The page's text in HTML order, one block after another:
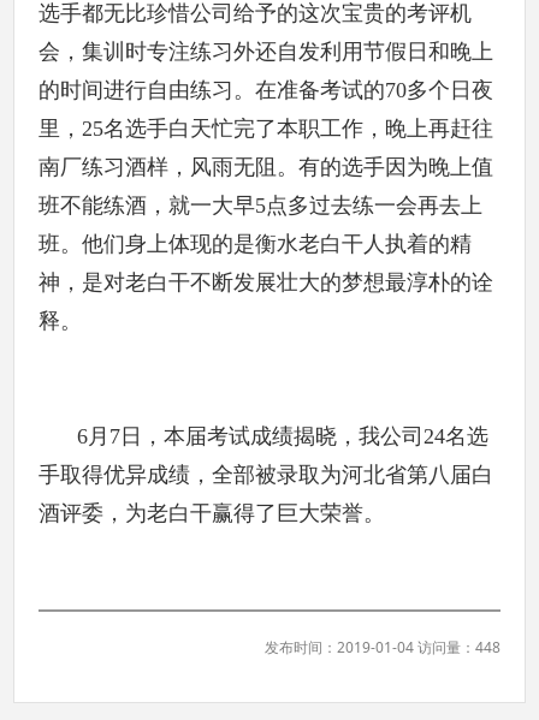
选手都无比珍惜公司给予的这次宝贵的考评机
会，集训时专注练习外还自发利用节假日和晚上
的时间进行自由练习。在准备考试的70多个日夜
里，25名选手白天忙完了本职工作，晚上再赶往
南厂练习酒样，风雨无阻。有的选手因为晚上值
班不能练酒，就一大早5点多过去练一会再去上
班。他们身上体现的是衡水老白干人执着的精
神，是对老白干不断发展壮大的梦想最淳朴的诠
释。
6月7日，本届考试成绩揭晓，我公司24名选
手取得优异成绩，全部被录取为河北省第八届白
酒评委，为老白干赢得了巨大荣誉。
发布时间：2019-01-04 访问量：448